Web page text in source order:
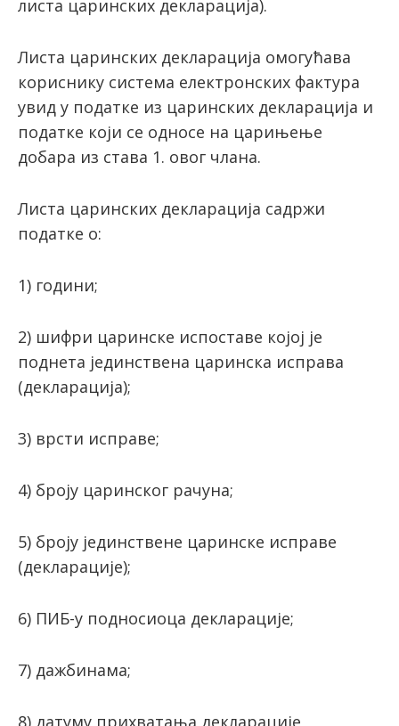
листа царинских декларација).
Листа царинских декларација омогућава
кориснику система електронских фактура
увид у податке из царинских декларација и
податке који се односе на царињење
добара из става 1. овог члана.
Листа царинских декларација садржи
податке о:
1) години;
2) шифри царинске испоставе којој је
поднета јединствена царинска исправа
(декларација);
3) врсти исправе;
4) броју царинског рачуна;
5) броју јединствене царинске исправе
(декларације);
6) ПИБ-у подносиоца декларације;
7) дажбинама;
8) датуму прихватања декларације,